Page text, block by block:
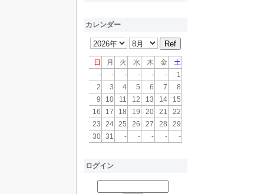
カレンダー
日 月 火 水 木 金
土
-
- - - - -
1
2
3 4 5 6 7
8
9
10 11 12 13 14
15
16
17 18 19 20 21
22
23
24 25 26 27 28
29
30 31 - - - - -
ログイン